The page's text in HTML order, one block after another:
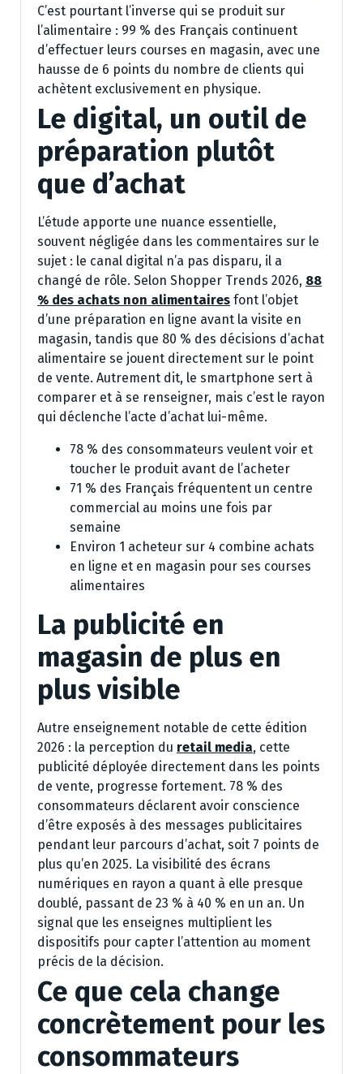
C’est pourtant l’inverse qui se produit sur
l’alimentaire : 99 % des Français continuent
d’effectuer leurs courses en magasin, avec une
hausse de 6 points du nombre de clients qui
achètent exclusivement en physique.
Le digital, un outil de
préparation plutôt
que d’achat
L’étude apporte une nuance essentielle,
souvent négligée dans les commentaires sur le
sujet : le canal digital n’a pas disparu, il a
changé de rôle. Selon Shopper Trends 2026, 88
% des achats non alimentaires font l’objet
d’une préparation en ligne avant la visite en
magasin, tandis que 80 % des décisions d’achat
alimentaire se jouent directement sur le point
de vente. Autrement dit, le smartphone sert à
comparer et à se renseigner, mais c’est le rayon
qui déclenche l’acte d’achat lui-même.
78 % des consommateurs veulent voir et
toucher le produit avant de l’acheter
71 % des Français fréquentent un centre
commercial au moins une fois par
semaine
Environ 1 acheteur sur 4 combine achats
en ligne et en magasin pour ses courses
alimentaires
La publicité en
magasin de plus en
plus visible
Autre enseignement notable de cette édition
2026 : la perception du retail media, cette
publicité déployée directement dans les points
de vente, progresse fortement. 78 % des
consommateurs déclarent avoir conscience
d’être exposés à des messages publicitaires
pendant leur parcours d’achat, soit 7 points de
plus qu’en 2025. La visibilité des écrans
numériques en rayon a quant à elle presque
doublé, passant de 23 % à 40 % en un an. Un
signal que les enseignes multiplient les
dispositifs pour capter l’attention au moment
précis de la décision.
Ce que cela change
concrètement pour les
consommateurs